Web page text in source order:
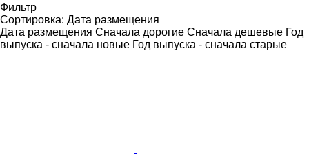
Фильтр
Сортировка: Дата размещения
Дата размещения Сначала дорогие Сначала дешевые Год
выпуска - сначала новые Год выпуска - сначала старые